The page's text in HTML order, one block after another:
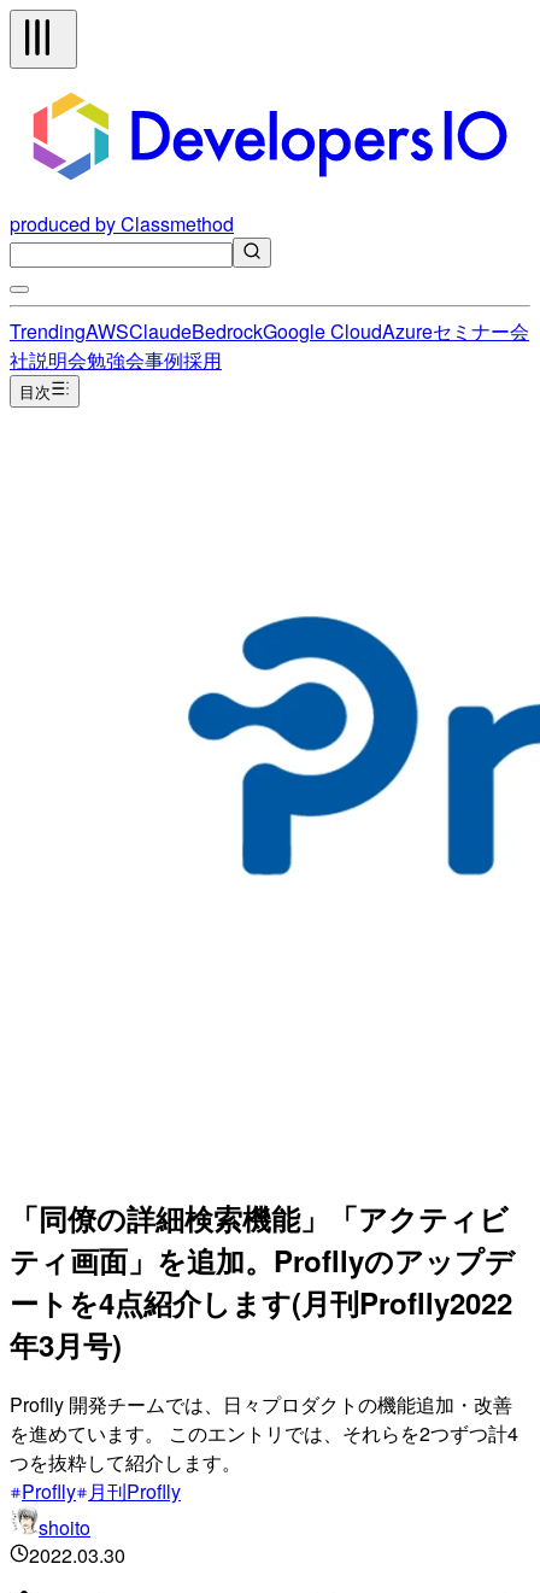
produced by Classmethod
TrendingAWSClaudeBedrockGoogle CloudAzureセミナー会
社説明会勉強会事例採用
目次
「同僚の詳細検索機能」「アクティビ
ティ画面」を追加。Profllyのアップデ
ートを4点紹介します(月刊Proflly2022
年3月号)
Proflly 開発チームでは、日々プロダクトの機能追加・改善
を進めています。 このエントリでは、それらを2つずつ計4
つを抜粋して紹介します。
Proflly 月刊Proflly
shoito
2022.03.30